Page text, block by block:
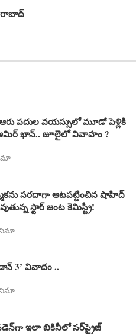
ఆరు ప‌దుల వ‌య‌స్సులో మూడో పెళ్లికి
ఆమిర్ ఖాన్.. జూలైలో వివాహం ?
సరదాగా ఆటపట్టించిన షాహిద్
స్టార్ జంట కెమిస్ట్రీ!
3’ వివాదం ..
ఇలా బికినీలో స‌ర్‌ప్రైజ్